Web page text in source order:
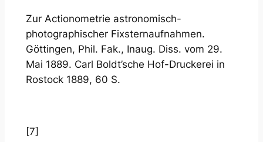
Zur Actionometrie astronomisch-
photographischer Fixsternaufnahmen.
Göttingen, Phil. Fak., Inaug. Diss. vom 29.
Mai 1889. Carl Boldt’sche Hof-Druckerei in
Rostock 1889, 60 S.
[7]